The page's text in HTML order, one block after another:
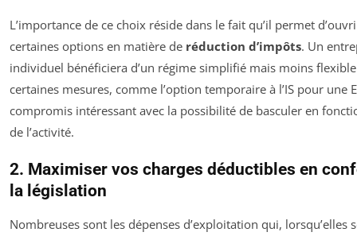
L’importance de ce choix réside dans le fait qu’il permet
certaines options en matière de réduction d’impôts. Un
individuel bénéficiera d’un régime simplifié mais moins
certaines mesures, comme l’option temporaire à l’IS pour une
compromis intéressant avec la possibilité de basculer en
de l’activité.
2. Maximiser vos charges déductibles en
la législation
Nombreuses sont les dépenses d’exploitation qui, lorsqu’elles